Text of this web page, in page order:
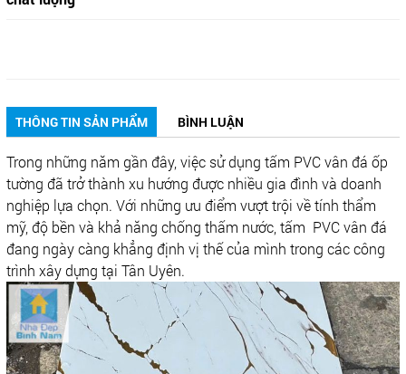
THÔNG TIN SẢN PHẨM BÌNH LUẬN
Trong những năm gần đây, việc sử dụng tấm PVC vân đá ốp
tường đã trở thành xu hướng được nhiều gia đình và doanh
nghiệp lựa chọn. Với những ưu điểm vượt trội về tính thẩm
mỹ, độ bền và khả năng chống thấm nước, tấm PVC vân đá
đang ngày càng khẳng định vị thế của mình trong các công
trình xây dựng tại Tân Uyên.